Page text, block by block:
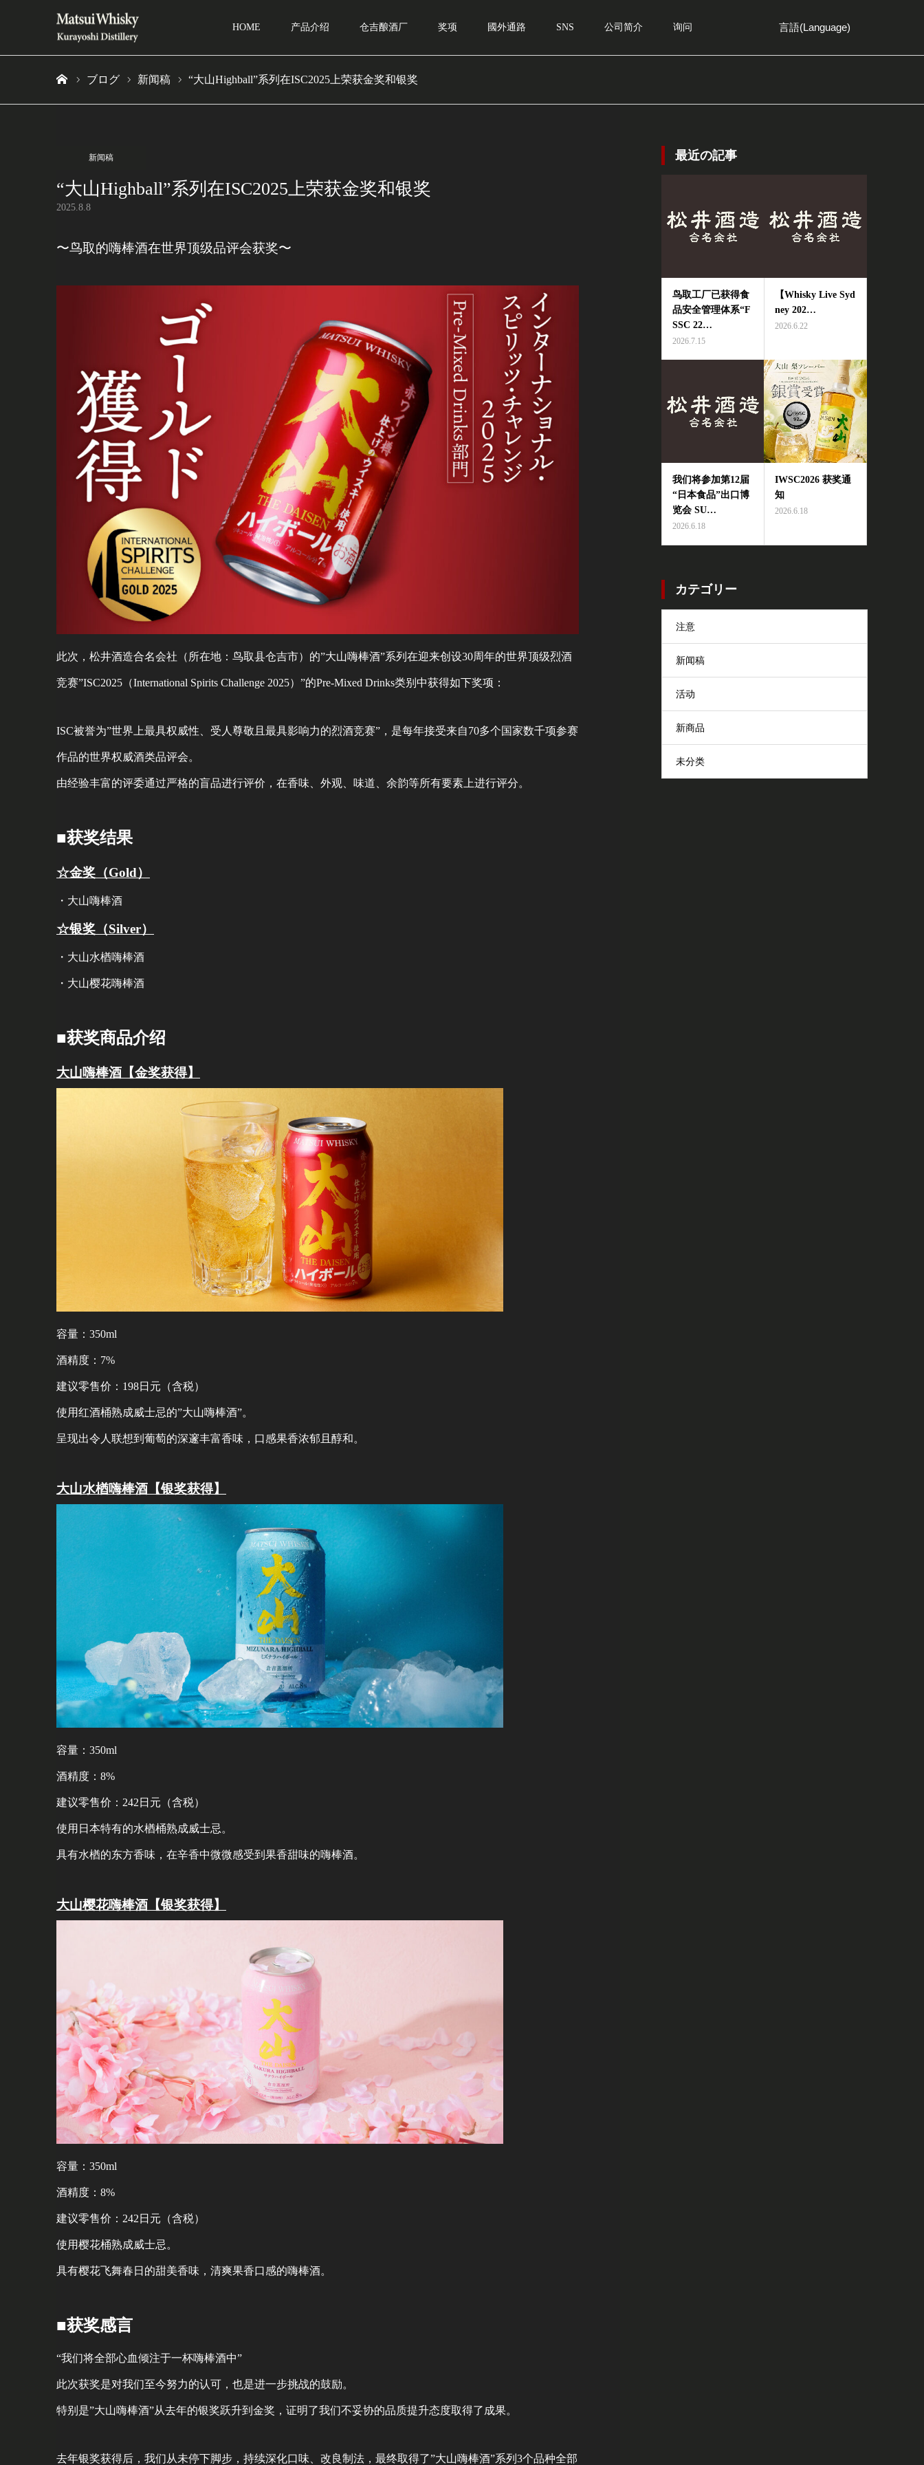
HOME 产品介绍 仓吉酿酒厂 奖项 國外通路 SNS 公司简介 询问 言語(Language)
ブログ 新闻稿 “大山Highball”系列在ISC2025上荣获金奖和银奖
新闻稿
“大山Highball”系列在ISC2025上荣获金奖和银奖
2025.8.8
〜鸟取的嗨棒酒在世界顶级品评会获奖〜
此次，松井酒造合名会社（所在地：鸟取县仓吉市）的”大山嗨棒酒”系列在迎来创设30周年的世界顶级烈酒
竞赛”ISC2025（International Spirits Challenge 2025）”的Pre-Mixed Drinks类别中获得如下奖项：
ISC被誉为”世界上最具权威性、受人尊敬且最具影响力的烈酒竞赛”，是每年接受来自70多个国家数千项参赛
作品的世界权威酒类品评会。
由经验丰富的评委通过严格的盲品进行评价，在香味、外观、味道、余韵等所有要素上进行评分。
■获奖结果
☆金奖（Gold）
・大山嗨棒酒
☆银奖（Silver）
・大山水楢嗨棒酒
・大山樱花嗨棒酒
■获奖商品介绍
大山嗨棒酒【金奖获得】
容量：350ml
酒精度：7%
建议零售价：198日元（含税）
使用红酒桶熟成威士忌的”大山嗨棒酒”。
呈现出令人联想到葡萄的深邃丰富香味，口感果香浓郁且醇和。
大山水楢嗨棒酒【银奖获得】
容量：350ml
酒精度：8%
建议零售价：242日元（含税）
使用日本特有的水楢桶熟成威士忌。
具有水楢的东方香味，在辛香中微微感受到果香甜味的嗨棒酒。
大山樱花嗨棒酒【银奖获得】
容量：350ml
酒精度：8%
建议零售价：242日元（含税）
使用樱花桶熟成威士忌。
具有樱花飞舞春日的甜美香味，清爽果香口感的嗨棒酒。
■获奖感言
“我们将全部心血倾注于一杯嗨棒酒中”
此次获奖是对我们至今努力的认可，也是进一步挑战的鼓励。
特别是”大山嗨棒酒”从去年的银奖跃升到金奖，证明了我们不妥协的品质提升态度取得了成果。
去年银奖获得后，我们从未停下脚步，持续深化口味、改良制法，最终取得了”大山嗨棒酒”系列3个品种全部
最近の記事
鸟取工厂已获得食
品安全管理体系“F
SSC 22…
2026.7.15
【Whisky Live Syd
ney 202…
2026.6.22
我们将参加第12届
“日本食品”出口博
览会 SU…
2026.6.18
IWSC2026 获奖通
知
2026.6.18
カテゴリー
注意
新闻稿
活动
新商品
未分类